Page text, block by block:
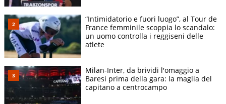
“Intimidatorio e fuori luogo”, al Tour de
France femminile scoppia lo scandalo:
un uomo controlla i reggiseni delle
atlete
Milan-Inter, da brividi l'omaggio a
Baresi prima della gara: la maglia del
capitano a centrocampo